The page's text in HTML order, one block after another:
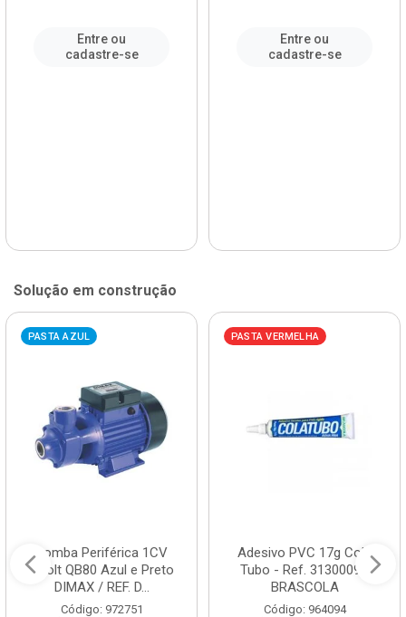
Entre ou
cadastre-se
Entre ou
cadastre-se
Solução em construção
PASTA AZUL
Bomba Periférica 1CV
Bivolt QB80 Azul e Preto
DIMAX / REF. D...
Código: 972751
PASTA VERMELHA
Adesivo PVC 17g Cola
Tubo - Ref. 3130009 -
BRASCOLA
Código: 964094